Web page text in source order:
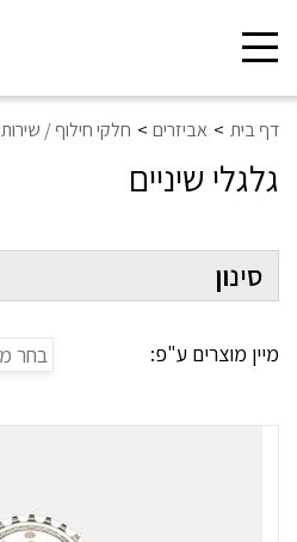
Toggle
navigation
דף בית אביזרים חלקי חילוף / שירות
גלגלי שיניים
סינון
מיין מוצרים ע"פ: